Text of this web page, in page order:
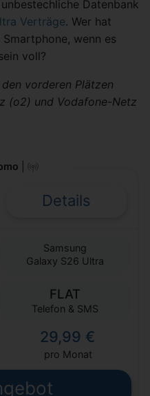
Datenbank
Verträge. Wer hat
wenn es
voll?
vorderen Plätzen
(o2) und Vodafone-Netz
Details
Samsung
Galaxy S26 Ultra
FLAT
Telefon & SMS
29,99 €
pro Monat